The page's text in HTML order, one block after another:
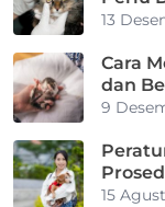
13
Cara
dan
9
15